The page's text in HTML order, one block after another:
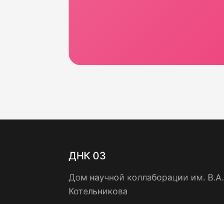
ДНК 03
Дом научной коллаборации им. В.А.
Котельникова